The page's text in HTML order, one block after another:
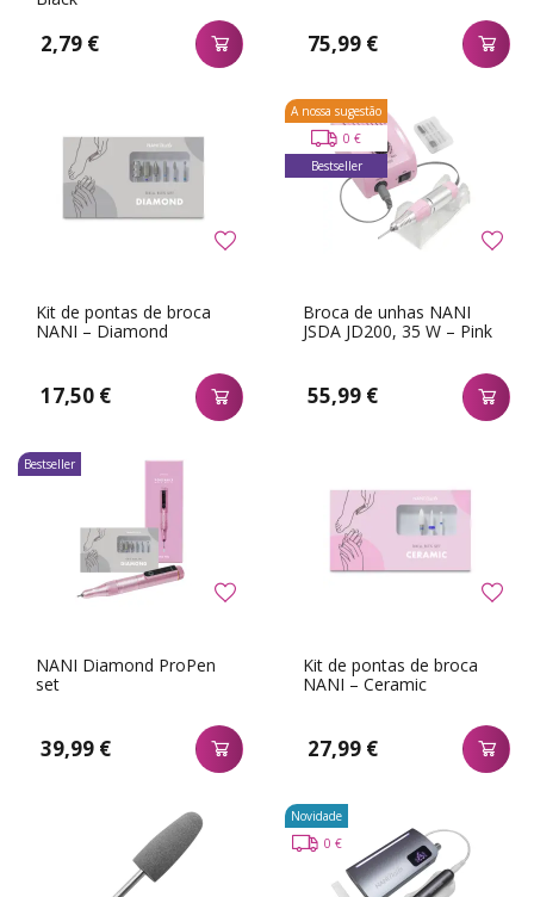
2,79 € 75,99 €
Kit de pontas de broca
NANI – Diamond
17,50 €
Broca de unhas NANI
JSDA JD200, 35 W – Pink
55,99 €
A nossa sugestão
0 €
Bestseller
NANI Diamond ProPen
set
39,99 €
Bestseller
Kit de pontas de broca
NANI – Ceramic
27,99 €
Novidade
0 €